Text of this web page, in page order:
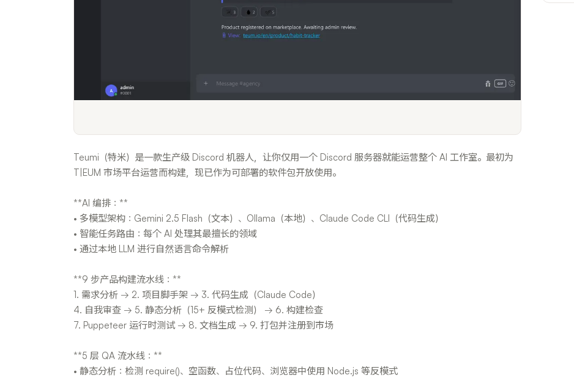
Teumi（特米）是一款生产级 Discord 机器人，让你仅用一个 Discord 服务器就能运营整个 AI 工作室。最初为
T|EUM 市场平台运营而构建，现已作为可部署的软件包开放使用。
**AI 编排：**
• 多模型架构：Gemini 2.5 Flash（文本）、Ollama（本地）、Claude Code CLI（代码生成）
• 智能任务路由：每个 AI 处理其最擅长的领域
• 通过本地 LLM 进行自然语言命令解析
**9 步产品构建流水线：**
1. 需求分析 → 2. 项目脚手架 → 3. 代码生成（Claude Code）
4. 自我审查 → 5. 静态分析（15+ 反模式检测） → 6. 构建检查
7. Puppeteer 运行时测试 → 8. 文档生成 → 9. 打包并注册到市场
**5 层 QA 流水线：**
• 静态分析：检测 require()、空函数、占位代码、浏览器中使用 Node.js 等反模式